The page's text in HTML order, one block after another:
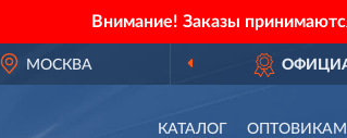
Внимание! Заказы
МОСКВА
КАТАЛОГ